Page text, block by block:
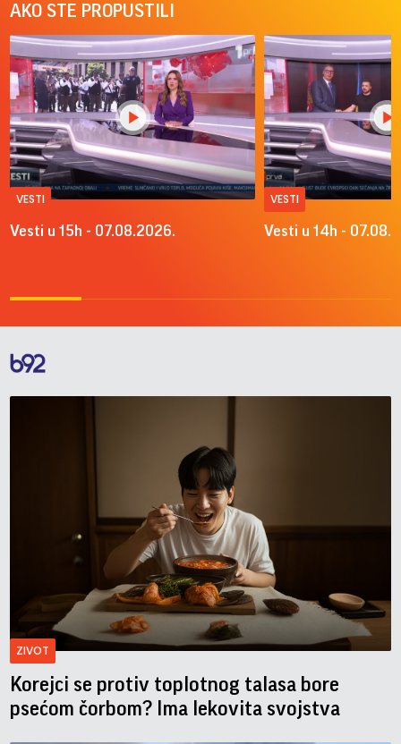
AKO STE PROPUSTILI
VESTI
Vesti u 15h - 07.08.2026.
VESTI
Vesti u 14h -
ZIVOT
Korejci se protiv toplotnog talasa bore
psećom čorbom? Ima lekovita svojstva